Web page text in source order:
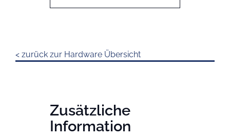
< zurück zur Hardware Übersicht
Zusätzliche
Information